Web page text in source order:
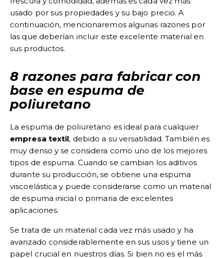
usado por sus propiedades y su bajo precio. A
continuación, mencionaremos algunas razones por
las que deberían incluir este excelente material en
sus productos.
8 razones para fabricar con
base en espuma de
poliuretano
La espuma de poliuretano es ideal para cualquier
empresa textil, debido a su versatilidad. También es
muy denso y se considera como uno de los mejores
tipos de espuma. Cuando se cambian los aditivos
durante su producción, se obtiene una espuma
viscoelástica y puede considerarse como un material
de espuma inicial o primaria de excelentes
aplicaciones.
Se trata de un material cada vez más usado y ha
avanzado considerablemente en sus usos y tiene un
papel crucial en nuestros días. Si bien no es el más